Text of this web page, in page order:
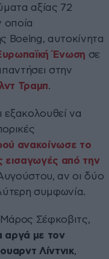
αξίας 72
οποία
Boeing, αυτοκίνητα
Ένωση σε
στην
Τραμπ.
να
ανακοίνωσε το
εισαγωγές από την
αν οι δύο
συμφωνία.
Σέφκοβιτς,
αργά με τον
Λίντνικ,